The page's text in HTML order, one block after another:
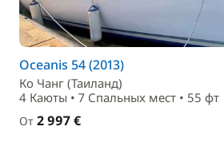
Oceanis 54 (2013)
Ко Чанг (Таиланд)
4 Каюты • 7 Спальныx мест • 55 фт
От 2 997 €